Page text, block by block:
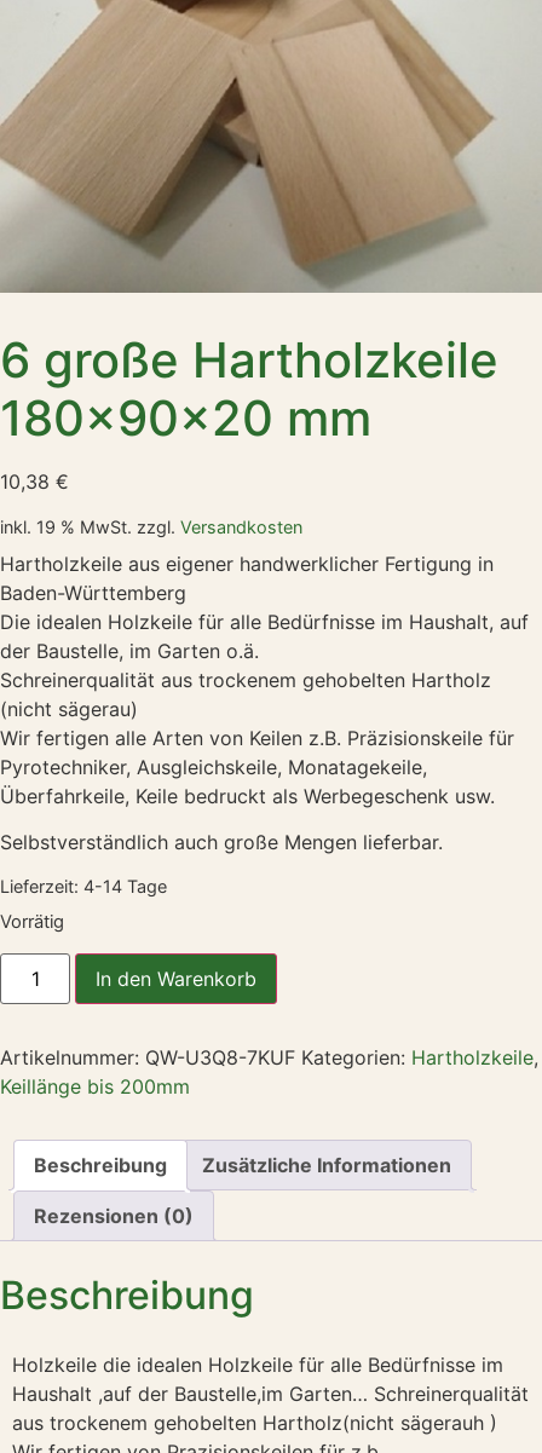
6 große Hartholzkeile
180x90x20 mm
10,38 €
inkl. 19 % MwSt. zzgl. Versandkosten
Hartholzkeile aus eigener handwerklicher Fertigung in
Baden-Württemberg
Die idealen Holzkeile für alle Bedürfnisse im Haushalt, auf
der Baustelle, im Garten o.ä.
Schreinerqualität aus trockenem gehobelten Hartholz
(nicht sägerau)
Wir fertigen alle Arten von Keilen z.B. Präzisionskeile für
Pyrotechniker, Ausgleichskeile, Monatagekeile,
Überfahrkeile, Keile bedruckt als Werbegeschenk usw.
Selbstverständlich auch große Mengen lieferbar.
Lieferzeit: 4-14 Tage
Vorrätig
In den Warenkorb
Artikelnummer: QW-U3Q8-7KUF Kategorien: Hartholzkeile,
Keillänge bis 200mm
Beschreibung Zusätzliche Informationen
Rezensionen (0)
Beschreibung
Holzkeile die idealen Holzkeile für alle Bedürfnisse im
Haushalt ,auf der Baustelle,im Garten… Schreinerqualität
aus trockenem gehobelten Hartholz(nicht sägerauh )